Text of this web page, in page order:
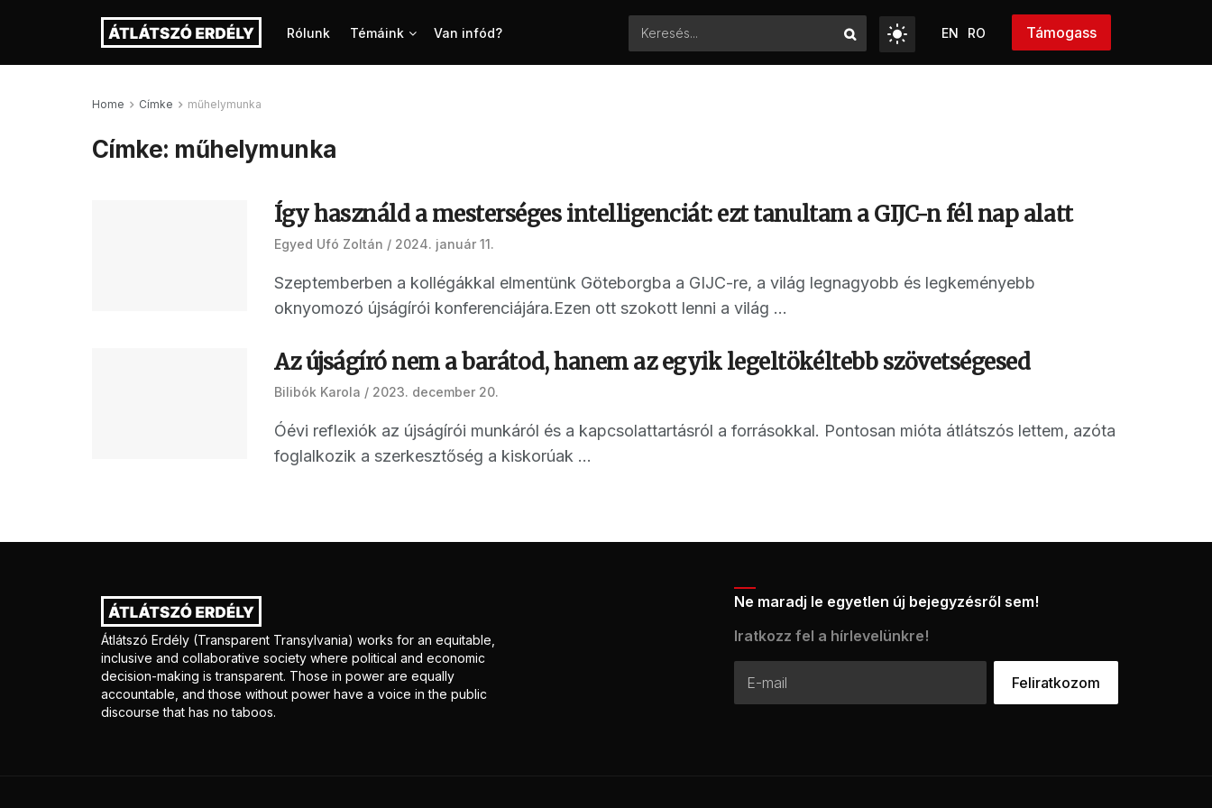
Rólunk Témáink Van infód? EN RO Támogass
Home Címke műhelymunka
Címke: műhelymunka
Így használd a mesterséges intelligenciát: ezt tanultam a GIJC-n fél nap alatt
Egyed Ufó Zoltán 2024. január 11.
Szeptemberben a kollégákkal elmentünk Göteborgba a GIJC-re, a világ legnagyobb és legkeményebb
oknyomozó újságírói konferenciájára.Ezen ott szokott lenni a világ ...
Az újságíró nem a barátod, hanem az egyik legeltökéltebb szövetségesed
Bilibók Karola 2023. december 20.
Óévi reflexiók az újságírói munkáról és a kapcsolattartásról a forrásokkal. Pontosan mióta átlátszós lettem, azóta
foglalkozik a szerkesztőség a kiskorúak ...
Átlátszó Erdély (Transparent Transylvania) works for an equitable,
inclusive and collaborative society where political and economic
decision-making is transparent. Those in power are equally
accountable, and those without power have a voice in the public
discourse that has no taboos.
Ne maradj le egyetlen új bejegyzésről sem!
Iratkozz fel a hírlevelünkre!